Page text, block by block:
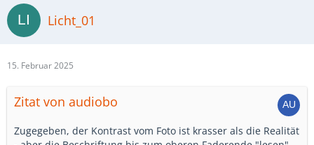
Licht_01
15. Februar 2025
Zitat von audiobo
Zugegeben, der Kontrast vom Foto ist krasser als die Realität